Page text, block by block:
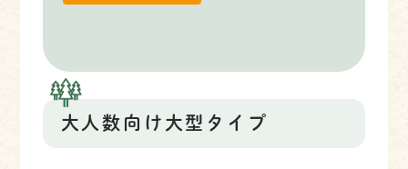
大人数向け大型タイプ